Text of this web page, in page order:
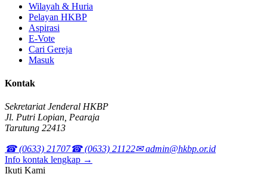
Wilayah & Huria
Pelayan HKBP
Aspirasi
E-Vote
Cari Gereja
Masuk
Kontak
Sekretariat Jenderal HKBP
Jl. Putri Lopian, Pearaja
Tarutung 22413
☎ (0633) 21707☎ (0633) 21122✉ admin@hkbp.or.id
Info kontak lengkap →
Ikuti Kami